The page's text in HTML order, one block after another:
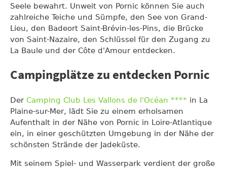
Seele bewahrt. Unweit von Pornic können Sie auch
zahlreiche Teiche und Sümpfe, den See von Grand-
Lieu, den Badeort Saint-Brévin-les-Pins, die Brücke
von Saint-Nazaire, den Schlüssel für den Zugang zu
La Baule und der Côte d'Amour entdecken.
Campingplätze zu entdecken Pornic
Der Camping Club Les Vallons de l'Océan **** in La
Plaine-sur-Mer, lädt Sie zu einem erholsamen
Aufenthalt in der Nähe von Pornic in Loire-Atlantique
ein, in einer geschützten Umgebung in der Nähe der
schönsten Strände der Jadeküste.
Mit seinem Spiel- und Wasserpark verdient der große